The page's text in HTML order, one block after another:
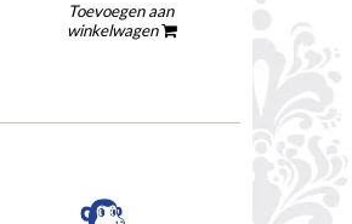
Toevoegen aan
winkelwagen